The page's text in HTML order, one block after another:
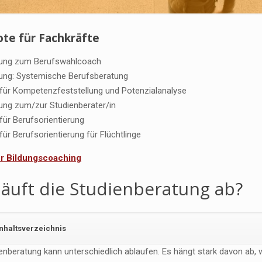
für Fachkräfte
zum Berufswahlcoach
Systemische Berufsberatung
Kompetenzfeststellung und Potenzialanalyse
zum/zur Studienberater/in
Berufsorientierung
Berufsorientierung für Flüchtlinge
Bildungscoaching
die Studienberatung ab?
kann unterschiedlich ablaufen. Es hängt stark davon